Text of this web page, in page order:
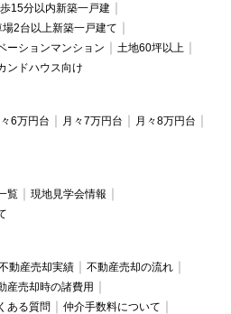
15分以内新築一戸建
場2台以上新築一戸建て
ーションマンション
土地60坪以上
ンドハウス向け
6万円台 月々7万円台
月々8万円台
覧
現地見学会情報
動産売却実績
不動産売却の流れ
産売却時の諸費用
ある質問
仲介手数料について